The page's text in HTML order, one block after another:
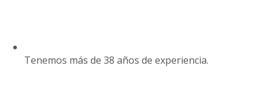
Tenemos más de 38 años de experiencia.